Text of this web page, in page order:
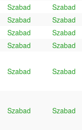
Szabad
Szabad
Szabad
Szabad
Szabad
Szabad
Szabad
Szabad
Szabad Szabad
Szabad Szabad